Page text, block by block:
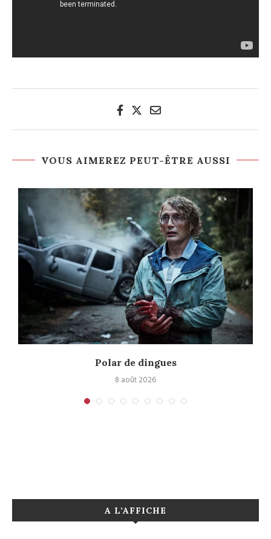
VOUS AIMEREZ PEUT-ÊTRE AUSSI
Polar de dingues
8 août 2026
A L’AFFICHE